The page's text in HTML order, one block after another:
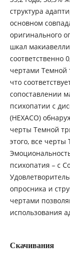
структура
основном
оригинального
шкал
соответственно
чертами Темной
что
сопоставлении
психопатии с
(HEXACO)
черты Темной
этого, все
психопатия – с
опросника и
чертами
использования
Скачивания